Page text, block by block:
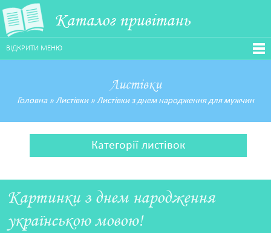
Каталог привітань
ВІДКРИТИ МЕНЮ
Листівки
Головна» Листівки» Листівки з днем народження для мужчин
Категорії листівок
Картинки з днем народження
українською мовою!